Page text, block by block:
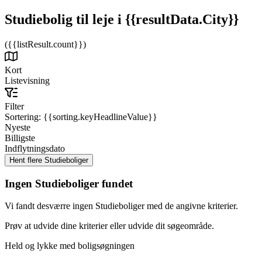
Studiebolig til leje i {{resultData.City}}
({{listResult.count}})
Kort
Listevisning
Filter
Sortering: {{sorting.keyHeadlineValue}}
Nyeste
Billigste
Indflytningsdato
Ingen Studieboliger fundet
Vi fandt desværre ingen Studieboliger med de angivne kriterier.
Prøv at udvide dine kriterier eller udvide dit søgeområde.
Held og lykke med boligsøgningen